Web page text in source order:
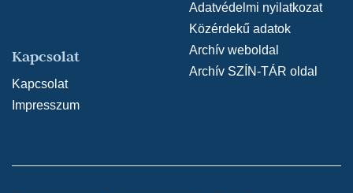
Adatvédelmi nyilatkozat
Közérdekű adatok
Archív weboldal
Archív SZÍN-TÁR oldal
Kapcsolat
Kapcsolat
Impresszum